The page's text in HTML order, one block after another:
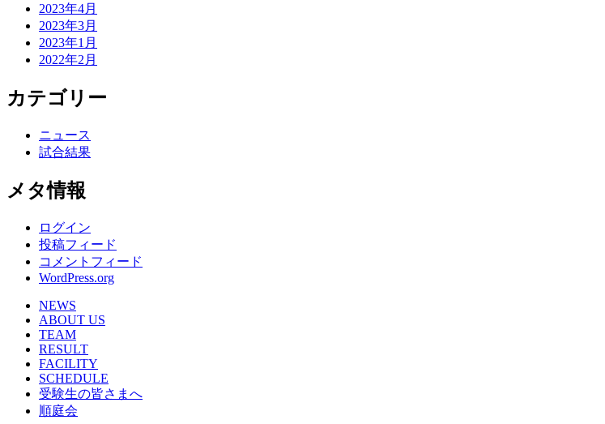
2023年4月
2023年3月
2023年1月
2022年2月
カテゴリー
ニュース
試合結果
メタ情報
ログイン
投稿フィード
コメントフィード
WordPress.org
NEWS
ABOUT US
TEAM
RESULT
FACILITY
SCHEDULE
受験生の皆さまへ
順庭会